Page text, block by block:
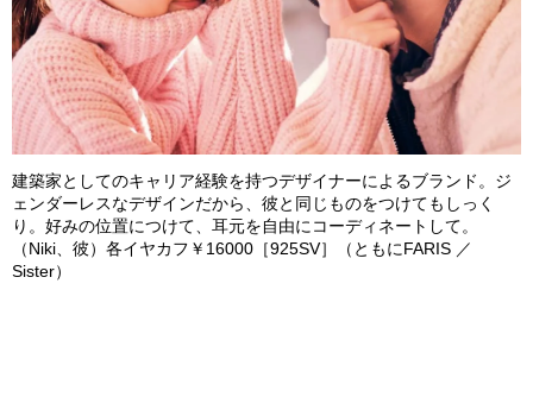
建築家としてのキャリア経験を持つデザイナーによるブランド。ジ
ェンダーレスなデザインだから、彼と同じものをつけてもしっく
り。好みの位置につけて、耳元を自由にコーディネートして。
（ Niki、彼） 各イヤカフ￥ 16000 ［925SV］（ともに FARIS ／
Sister）